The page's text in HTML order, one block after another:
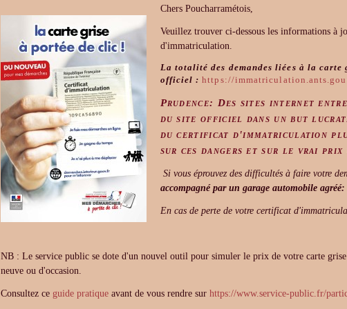
Chers Poucharramétois,
Veuillez trouver ci-dessous les informations à
d'immatriculation.
La totalité des demandes liées à la
officiel :https://
Prudence: Des sites internet
du site officiel dans un but
du certificat d'immatriculation
sur ces dangers et sur le vrai
Si vous éprouvez des difficultés à faire votre
accompagné par un garage automobile agréé:
En cas de perte de votre certificat
NB : Le service public se dote d'un nouvel outil pour simuler le prix de votre carte
neuve ou d'occasion.
Consultez ce guide pratiqueavant de vous rendre sur https://www.service-public.fr/